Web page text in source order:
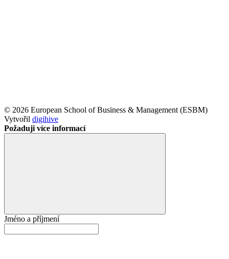
© 2026 European School of Business & Management (ESBM)
Vytvořil digihive
Požaduji více informací
Jméno a příjmení